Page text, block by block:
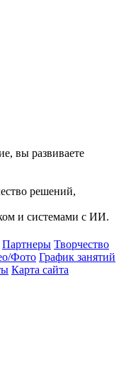
вы развиваете
решений,
и системами с ИИ.
Партнеры Творчество
Фото График занятий
Карта сайта